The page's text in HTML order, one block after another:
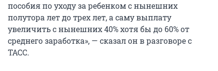
пособия по уходу за ребенком с нынешних
полутора лет до трех лет, а саму выплату
увеличить с нынешних 40% хотя бы до 60% от
среднего заработка», — сказал он в разговоре с
ТАСС.